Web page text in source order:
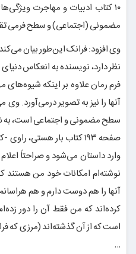
۱۰ کتاب ادبیات و مهاجرت
مضمونی (اجتماعی) و سطح فرمی
وی افزود: فرانک این‌طور بیان
نظر دارد، نویسنده به انعکاس
فرم رمان علاوه بر اینکه شیوه‌های
آنها را نیز به تصویر درمی‌آورد.
سطح مضمونی و اجتماعی است، به
صفحه ۱۹۳ کتاب بار هستی،
وارد داستان می‌شود و صراحتاً
نوشته‌ام امکانات خود من هستند
آنها را هم دوست دارم و هم
کرده‌اند که من فقط آن را دور
است که از آن گذشته‌اند (مرزی که
…